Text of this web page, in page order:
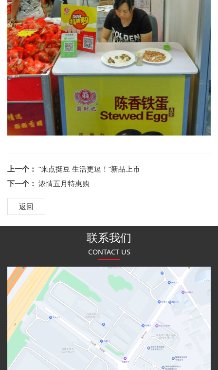
上一个：“来点挺豆 生活更逗！”新品上市
下一个：浓情五月特惠购
返回
联系我们
CONTACT US